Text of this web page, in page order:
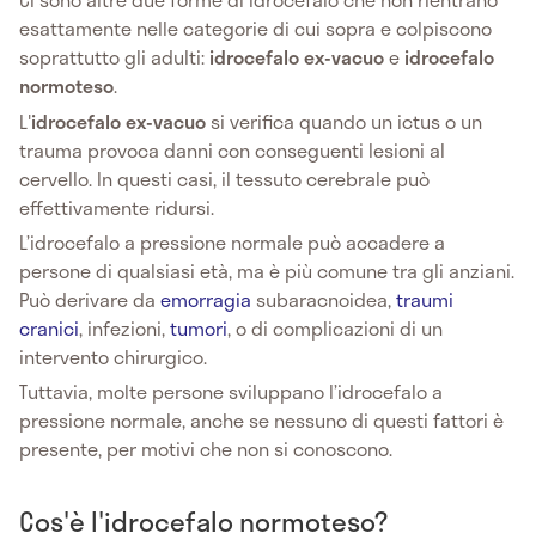
esattamente nelle categorie di cui sopra e colpiscono
soprattutto gli adulti: idrocefalo ex-vacuoe idrocefalo
normoteso.
L'idrocefalo ex-vacuo si verifica quando un ictus o un
trauma provoca danni con conseguenti lesioni al
cervello. In questi casi, il tessuto cerebrale può
effettivamente ridursi.
L’idrocefalo a pressione normale può accadere a
persone di qualsiasi età, ma è più comune tra gli anziani.
Può derivare da emorragia subaracnoidea,traumi
cranici, infezioni,tumori, o di complicazioni di un
intervento chirurgico.
Tuttavia, molte persone sviluppano l’idrocefalo a
pressione normale, anche se nessuno di questi fattori è
presente, per motivi che non si conoscono.
Cos'è l'idrocefalo normoteso?